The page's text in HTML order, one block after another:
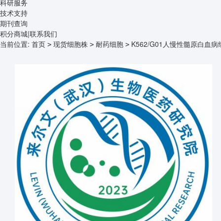
科研服务
技术支持
期刊查询
积分商城|联系我们
当前位置: 首页 > 现货细胞株 > 耐药细胞 > K562/G01人慢性髓原白血